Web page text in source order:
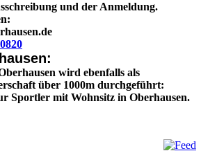
und der Anmeldung.
wird ebenfalls als
über 1000m durchgeführt:
Sportler mit Wohnsitz in Oberhausen.